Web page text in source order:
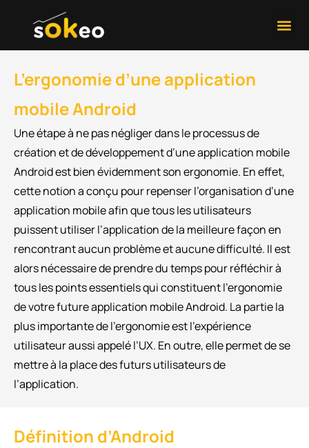
L’ergonomie d’une application
mobile Android
Une étape à ne pas négliger dans le processus de
création et de développement d’une application mobile
Android est bien évidemment son ergonomie. En effet,
cette notion a conçu pour repenser l’organisation d’une
application mobile afin que tous les utilisateurs
puissent utiliser l’application de la meilleure façon en
rencontrant aucun problème et aucune difficulté. Il est
alors nécessaire de prendre du temps pour réfléchir à
tous les points essentiels qui constituent l’ergonomie
de votre future application mobile Android. La partie la
plus importante de l’ergonomie est l’expérience
utilisateur aussi appelé l’UX. En outre, elle permet de se
mettre à la place des futurs utilisateurs de
l’application.
Définition d’Android